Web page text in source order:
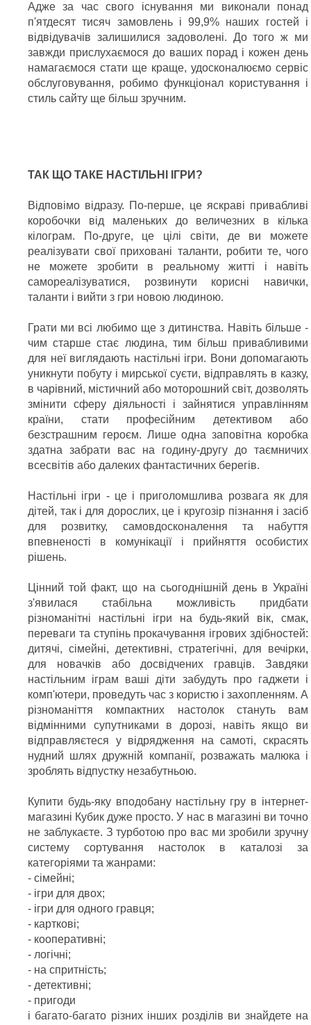
Адже за час свого існування ми виконали понад
п'ятдесят тисяч замовлень і 99,9% наших гостей і
відвідувачів залишилися задоволені. До того ж ми
завжди прислухаємося до ваших порад і кожен день
намагаємося стати ще краще, удосконалюємо сервіс
обслуговування, робимо функціонал користування і
стиль сайту ще більш зручним.
ТАК ЩО ТАКЕ НАСТІЛЬНІ ІГРИ?
Відповімо відразу. По-перше, це яскраві привабливі
коробочки від маленьких до величезних в кілька
кілограм. По-друге, це цілі світи, де ви можете
реалізувати свої приховані таланти, робити те, чого
не можете зробити в реальному житті і навіть
самореалізуватися, розвинути корисні навички,
таланти і вийти з гри новою людиною.
Грати ми всі любимо ще з дитинства. Навіть більше -
чим старше стає людина, тим більш привабливими
для неї виглядають настільні ігри. Вони допомагають
уникнути побуту і мирської суєти, відправлять в казку,
в чарівний, містичний або моторошний світ, дозволять
змінити сферу діяльності і зайнятися управлінням
країни, стати професійним детективом або
безстрашним героєм. Лише одна заповітна коробка
здатна забрати вас на годину-другу до таємничих
всесвітів або далеких фантастичних берегів.
Настільні ігри - це і приголомшлива розвага як для
дітей, так і для дорослих, це і кругозір пізнання і засіб
для розвитку, самовдосконалення та набуття
впевненості в комунікації і прийняття особистих
рішень.
Цінний той факт, що на сьогоднішній день в Україні
з'явилася стабільна можливість придбати
різноманітні настільні ігри на будь-який вік, смак,
переваги та ступінь прокачування ігрових здібностей:
дитячі, сімейні, детективні, стратегічні, для вечірки,
для новачків або досвідчених гравців. Завдяки
настільним іграм ваші діти забудуть про гаджети і
комп'ютери, проведуть час з користю і захопленням. А
різноманіття компактних настолок стануть вам
відмінними супутниками в дорозі, навіть якщо ви
відправляєтеся у відрядження на самоті, скрасять
нудний шлях дружній компанії, розважать малюка і
зроблять відпустку незабутньою.
Купити будь-яку вподобану настільну гру в інтернет-
магазині Кубик дуже просто. У нас в магазині ви точно
не заблукаєте. З турботою про вас ми зробили зручну
систему сортування настолок в каталозі за
категоріями та жанрами:
- сімейні;
- ігри для двох;
- ігри для одного гравця;
- карткові;
- кооперативні;
- логічні;
- на спритність;
- детективні;
- пригоди
і багато-багато різних інших розділів ви знайдете на